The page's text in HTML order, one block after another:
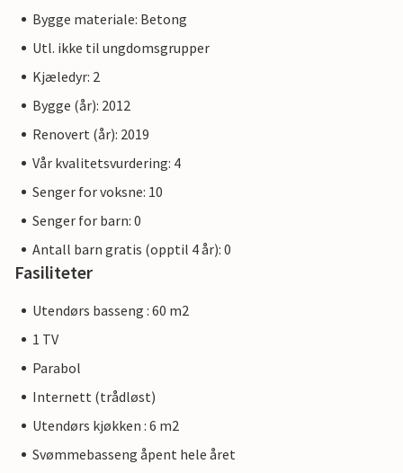
Bygge materiale: Betong
Utl. ikke til ungdomsgrupper
Kjæledyr: 2
Bygge (år): 2012
Renovert (år): 2019
Vår kvalitetsvurdering: 4
Senger for voksne: 10
Senger for barn: 0
Antall barn gratis (opptil 4 år): 0
Fasiliteter
Utendørs basseng : 60 m2
1 TV
Parabol
Internett (trådløst)
Utendørs kjøkken : 6 m2
Svømmebasseng åpent hele året